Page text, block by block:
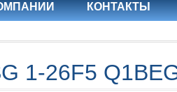
КОНТАКТЫ
1-26F5